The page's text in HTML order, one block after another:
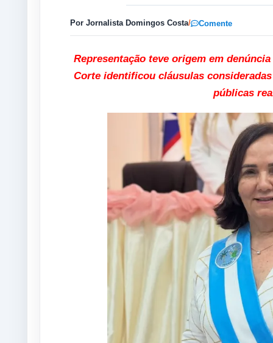
Por Jornalista Domingos Costa/ Comente
Representação teve origem em
Corte identificou cláusulas
públicas